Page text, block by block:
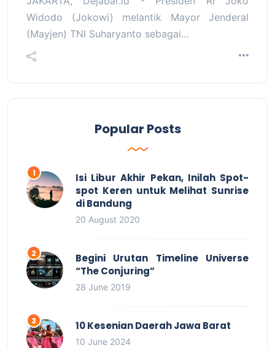
Widodo (Jokowi) melantik Mayor Jenderal
(Mayjen) TNI Suharyanto sebagai…
Popular Posts
Isi Libur Akhir Pekan, Inilah Spot-
spot Keren untuk Melihat Sunrise
di Bandung
20 August 2020
Begini Urutan Timeline Universe
“The Conjuring”
28 June 2019
10 Kesenian Daerah Jawa Barat
10 June 2024